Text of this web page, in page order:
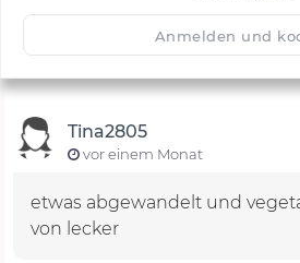
Anmelden und
🙂
Tina2805
vor einem Monat
etwas abgewandelt und
von lecker